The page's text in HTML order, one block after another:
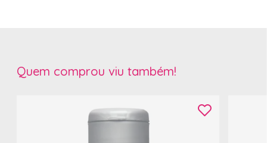
Quem comprou viu também!